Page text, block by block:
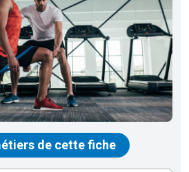
de cette fiche